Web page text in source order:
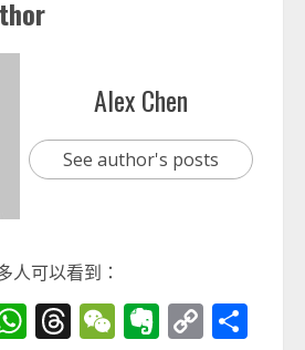
Alex Chen
See author's posts
人可以看到：
WhatsApp
Threads
WeChat
Evernote
Copy